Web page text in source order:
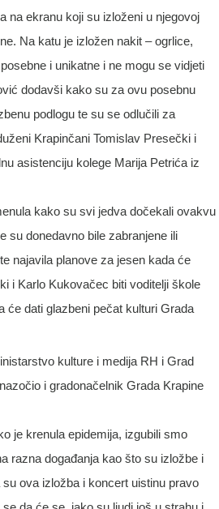
na ekranu koji su izloženi u njegovoj
Na katu je izložen nakit – ogrlice,
i unikatne i ne mogu se vidjeti
dodavši kako su za ovu posebnu
podlogu te su se odlučili za
Krapinčani Tomislav Presečki i
asistenciju kolege Marija Petrića iz
kako su svi jedva dočekali ovakvu
su donedavno bile zabranjene ili
najavila planove za jesen kada će
i Karlo Kukovačec biti voditelji škole
će dati glazbeni pečat kulturi Grada
kulture i medija RH i Grad
i gradonačelnik Grada Krapine
je krenula epidemija, izgubili smo
razna događanja kao što su izložbe i
ova izložba i koncert uistinu pravo